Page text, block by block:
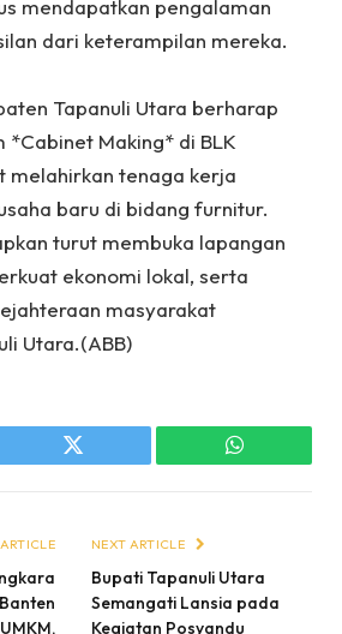
mendapatkan pengalaman
dari keterampilan mereka.
Tapanuli Utara berharap
*Cabinet Making* di BLK
melahirkan tenaga kerja
baru di bidang furnitur.
turut membuka lapangan
ekonomi lokal, serta
masyarakat
Utara.(ABB)
Twitter WhatsApp
NEXT ARTICLE
Bupati Tapanuli Utara
Semangati Lansia pada
Kegiatan Posyandu